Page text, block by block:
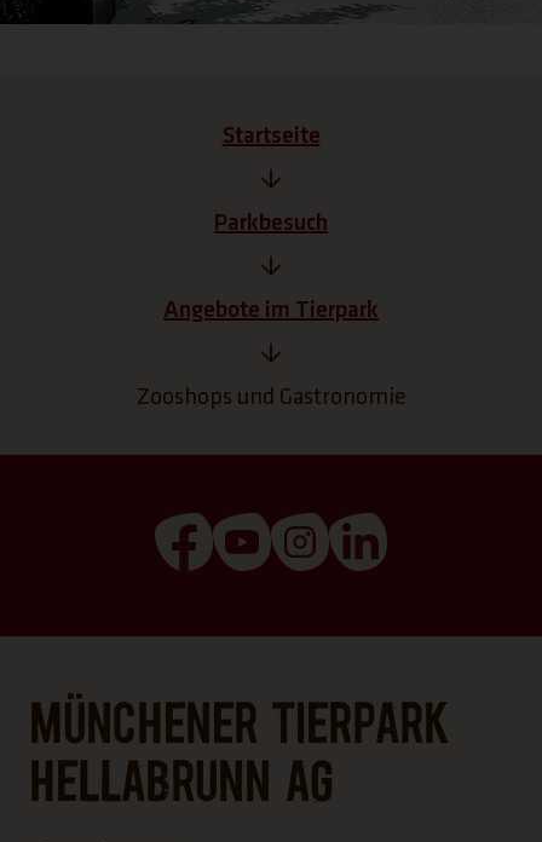
Startseite
Parkbesuch
Angebote im Tierpark
Zooshops und Gastronomie
(Link öffnet einen neuen Tab)
(Link öffnet einen neuen
(Link öffnet einen
Münchener Tierpark
Hellabrunn AG